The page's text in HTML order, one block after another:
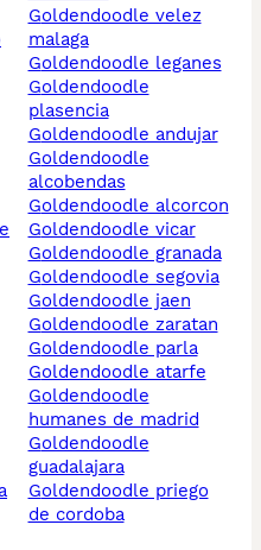
goldendoodle velez
malaga
goldendoodle leganes
goldendoodle
plasencia
goldendoodle andujar
goldendoodle
alcobendas
goldendoodle alcorcon
goldendoodle vicar
goldendoodle granada
goldendoodle segovia
goldendoodle jaen
goldendoodle zaratan
goldendoodle parla
goldendoodle atarfe
goldendoodle
humanes de madrid
goldendoodle
guadalajara
goldendoodle priego
de cordoba